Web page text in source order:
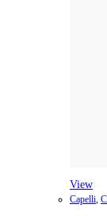
View
Capelli